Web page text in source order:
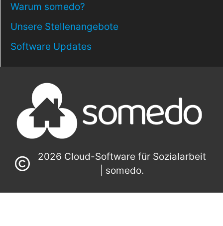
Warum somedo?
Unsere Stellenangebote
Software Updates
2026 Cloud-Software für Sozialarbeit
| somedo.